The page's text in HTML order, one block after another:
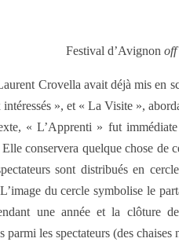
Festival d’Avignon off
Crovella avait déjà mis en
», et « La Visite »,
« L’Apprenti » fut
conservera quelque chose de
sont distribués en
du cercle symbolise le
une année et la clôture
parmi les spectateurs (des chaises